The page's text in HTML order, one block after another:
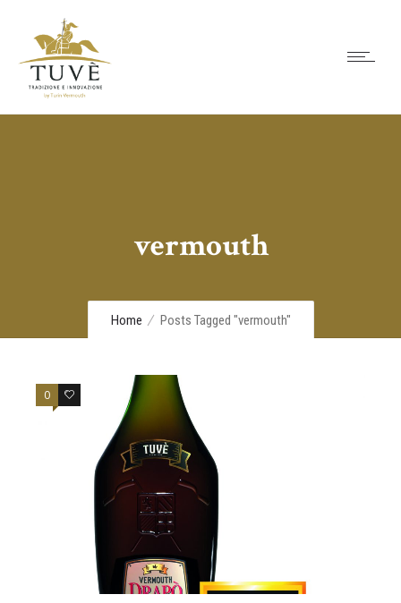
vermouth
Home Posts Tagged "vermouth"
0 0